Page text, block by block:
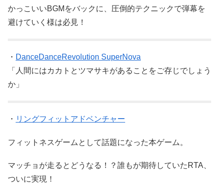
かっこいいBGMをバックに、圧倒的テクニックで弾幕を
避けていく様は必見！
・ DanceDanceRevolution SuperNova
「人間にはカカトとツマサキがあることをご存じでしょう
か」
・ リングフィットアドベンチャー
フィットネスゲームとして話題になった本ゲーム。
マッチョが走るとどうなる！？誰もが期待していたRTA、
ついに実現！